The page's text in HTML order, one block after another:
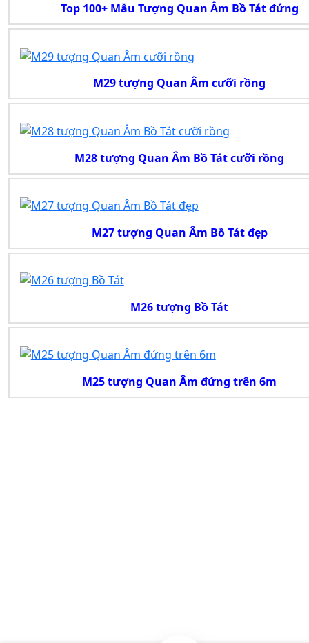
Top 100+ Mẫu Tượng Quan Âm Bồ Tát đứng
M29 tượng Quan Âm cưỡi rồng
M28 tượng Quan Âm Bồ Tát cưỡi rồng
M27 tượng Quan Âm Bồ Tát đẹp
M26 tượng Bồ Tát
M25 tượng Quan Âm đứng trên 6m